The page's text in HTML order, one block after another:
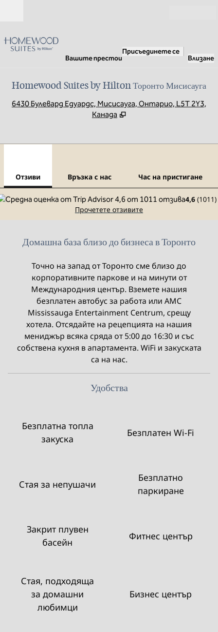
Вашите престои
Присъединете се
Влизане
Homewood Suites by Hilton Торонто Мисисауга
6430 Булевард Едуардс, Мисисауга, Онтарио, L5T 2Y3,
Канада
Отзиви Връзка с нас Час на пристигане
4,6 (1011)
Прочетете отзивите
Домашна база близо до бизнеса в Торонто
Точно на запад от Торонто сме близо до
корпоративните паркове и на минути от
Международния център. Вземете нашия
безплатен автобус за работа или AMC
Mississauga Entertainment Centrum, срещу
хотела. Отсядайте на рецепцията на нашия
мениджър всяка сряда от 5:00 до 16:30 и със
собствена кухня в апартамента. WiFi и закуската
са на нас.
Удобства
Безплатна топла
закуска
Безплатен Wi-Fi
Стая за непушачи
Безплатно
паркиране
Закрит плувен
басейн
Фитнес център
Стая, подходяща
за домашни
любимци
Бизнес център